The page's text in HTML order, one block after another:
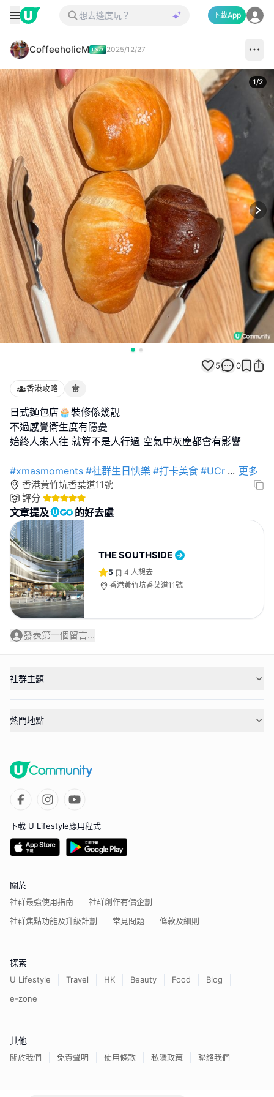
下載App
CoffeeholicM 2025/12/27
1/2
5 0
香港攻略 食
日式麵包店🧁裝修係幾靚
不過感覺衛生度有隱憂
始終人來人往 就算不是人行過 空氣中灰塵都會有影響
#xmasmoments #社群生日快樂 #打卡美食 #UCr ... 更多
香港黃竹坑香葉道11號
評分
文章提及 的好去處
THE SOUTHSIDE
5 4 人想去
香港黃竹坑香葉道11號
發表第一個留言...
社群主題
熱門地點
下載 U Lifestyle應用程式
關於
社群最強使用指南
社群創作有價企劃
社群焦點功能及升級計劃
常見問題 條款及細則
探索
U Lifestyle Travel HK Beauty Food
Blog
e-zone
其他
關於我們 免責聲明 使用條款 私隱政策 聯絡我們